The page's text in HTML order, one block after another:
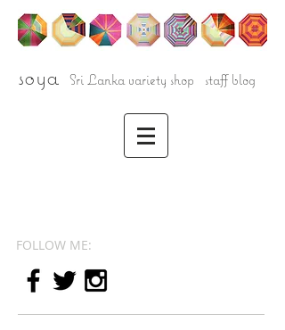
soya Sri Lanka variety shop staff blog
FOLLOW ME: